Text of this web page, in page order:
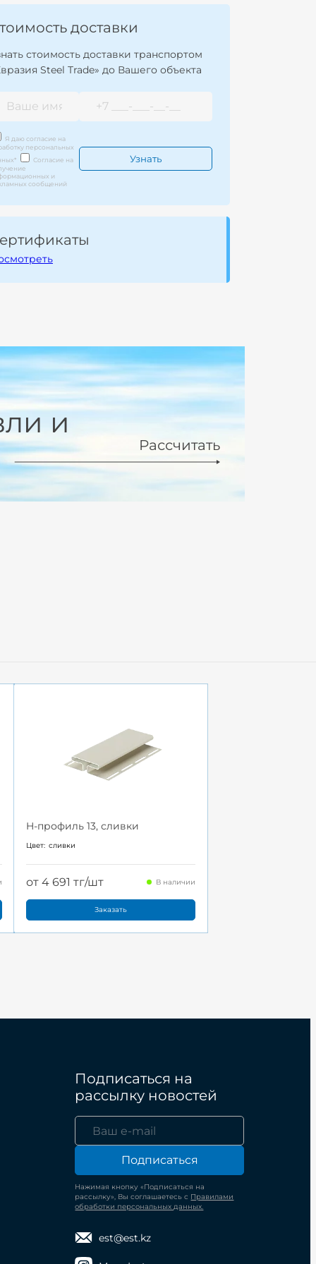
доставки
стоимость доставки транспортом
Steel Trade» до Вашего объекта
Я даю согласие на
персональных
*
Согласие на
и
сообщений
и
Рассчитать
H-профиль 13, сливки
Цвет: сливки
от 4 691 тг/шт В наличии
Заказать
Подписаться на
рассылку новостей
Подписаться
Нажимая кнопку «Подписаться на
рассылку», Вы соглашаетесь с Правилами
обработки персональных данных.
est@est.kz